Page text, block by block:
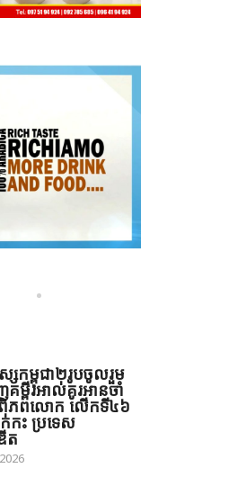
ម្ពុជា២រូបចូលរួម
គម្ពីរអាល់គូរអានចាំ
ភពលោក លើកទី៤៦
កះ ប្រទេស
ត